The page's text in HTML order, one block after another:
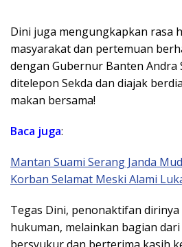
​Dini juga mengungkapkan rasa
masyarakat dan pertemuan
dengan Gubernur Banten Andra
ditelepon Sekda dan diajak
makan bersama!
Baca juga:
Mantan Suami Serang Janda
Korban Selamat Meski Alami
​Tegas Dini, penonaktifan
hukuman, melainkan bagian
bersyukur dan berterima kasih